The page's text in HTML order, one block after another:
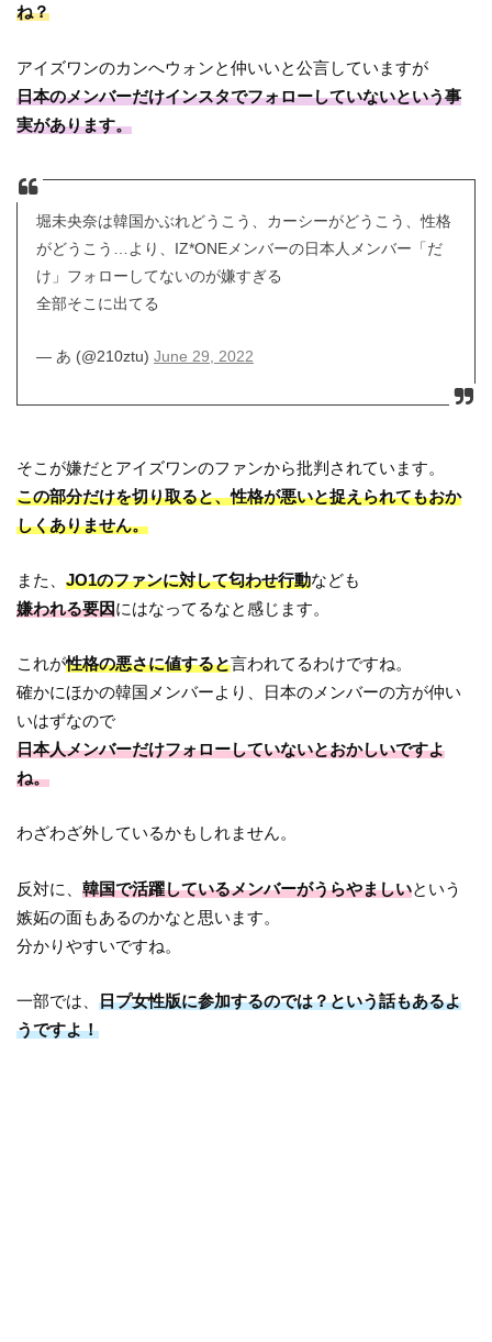
ね？
アイズワンのカンへウォンと仲いいと公言していますが
日本のメンバーだけインスタでフォローしていないという事
実があります。
堀未央奈は韓国かぶれどうこう、カーシーがどうこう、性格
がどうこう…より、IZ*ONEメンバーの日本人メンバー「だ
け」フォローしてないのが嫌すぎる
全部そこに出てる
— あ (@210ztu) June 29, 2022
そこが嫌だとアイズワンのファンから批判されています。
この部分だけを切り取ると、性格が悪いと捉えられてもおか
しくありません。
また、JO1のファンに対して匂わせ行動なども
嫌われる要因にはなってるなと感じます。
これが性格の悪さに値すると言われてるわけですね。
確かにほかの韓国メンバーより、日本のメンバーの方が仲い
いはずなので
日本人メンバーだけフォローしていないとおかしいですよ
ね。
わざわざ外しているかもしれません。
反対に、韓国で活躍しているメンバーがうらやましいという
嫉妬の面もあるのかなと思います。
分かりやすいですね。
一部では、日プ女性版に参加するのでは？という話もあるよ
うですよ！